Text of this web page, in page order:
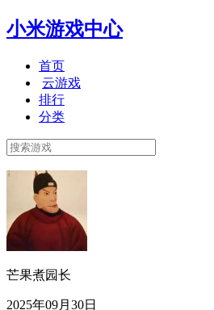
小米游戏中心
首页
云游戏
排行
分类
芒果煮园长
2025年09月30日